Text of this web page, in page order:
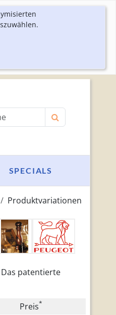
SPECIALS
Produktvariationen
patentierte
Preis*